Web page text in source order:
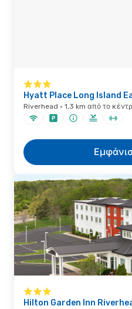
Hyatt Place Long Island
Riverhead · 1,3 km από το
Hilton Garden Inn